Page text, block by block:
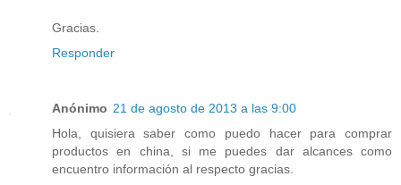
Gracias.
Responder
Anónimo 21 de agosto de 2013 a las 9:00
Hola, quisiera saber como puedo hacer para comprar
productos en china, si me puedes dar alcances como
encuentro información al respecto gracias.